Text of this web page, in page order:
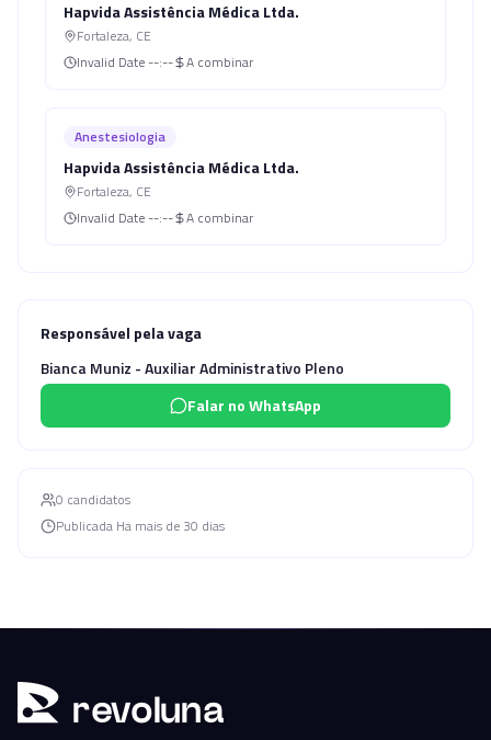
Hapvida Assistência Médica Ltda.
Fortaleza, CE
Invalid Date --:-- A combinar
Anestesiologia
Hapvida Assistência Médica Ltda.
Fortaleza, CE
Invalid Date --:-- A combinar
Responsável pela vaga
Bianca Muniz - Auxiliar Administrativo Pleno
Falar no WhatsApp
0 candidatos
Publicada Ha mais de 30 dias
revoluna